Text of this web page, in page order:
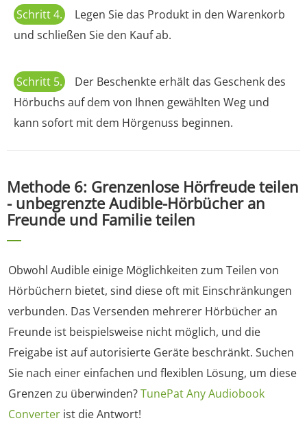
Schritt 4.
Legen Sie das Produkt in den Warenkorb
und schließen Sie den Kauf ab.
Schritt 5.
Der Beschenkte erhält das Geschenk des
Hörbuchs auf dem von Ihnen gewählten Weg und
kann sofort mit dem Hörgenuss beginnen.
Methode 6: Grenzenlose Hörfreude teilen
- unbegrenzte Audible-Hörbücher an
Freunde und Familie teilen
Obwohl Audible einige Möglichkeiten zum Teilen von
Hörbüchern bietet, sind diese oft mit Einschränkungen
verbunden. Das Versenden mehrerer Hörbücher an
Freunde ist beispielsweise nicht möglich, und die
Freigabe ist auf autorisierte Geräte beschränkt. Suchen
Sie nach einer einfachen und flexiblen Lösung, um diese
Grenzen zu überwinden?TunePat Any Audiobook
Converter ist die Antwort!